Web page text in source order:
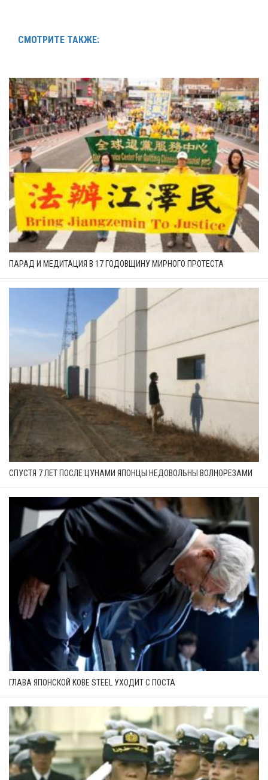
СМОТРИТЕ ТАКЖЕ:
ПАРАД И МЕДИТАЦИЯ В 17 ГОДОВЩИНУ МИРНОГО ПРОТЕСТА
СПУСТЯ 7 ЛЕТ ПОСЛЕ ЦУНАМИ ЯПОНЦЫ НЕДОВОЛЬНЫ ВОЛНОРЕЗАМИ
ГЛАВА ЯПОНСКОЙ KOBE STEEL УХОДИТ С ПОСТА